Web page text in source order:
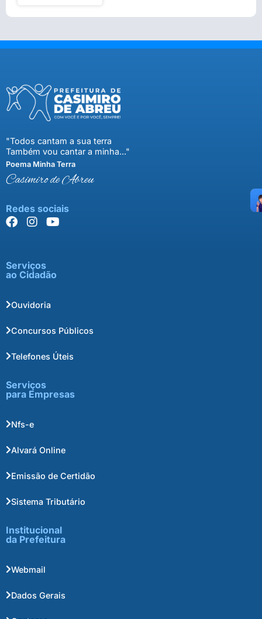
"Todos cantam a sua terra
Também vou cantar a minha..."
Poema Minha Terra
Casimiro de Abreu
Redes sociais
Serviços
ao Cidadão
Ouvidoria
Concursos Públicos
Telefones Úteis
Serviços
para Empresas
Nfs-e
Alvará Online
Emissão de Certidão
Sistema Tributário
Institucional
da Prefeitura
Webmail
Dados Gerais